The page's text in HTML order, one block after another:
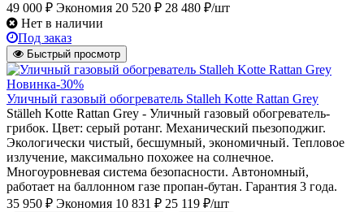
49 000 ₽ Экономия 20 520 ₽ 28 480 ₽/шт
Нет в наличии
Под заказ
Быстрый просмотр
Новинка-30%
Уличный газовый обогреватель Stalleh Kotte Rattan Grey
Ställeh Kotte Rattan Grey - Уличный газовый обогреватель-
грибок. Цвет: серый ротанг. Механический пьезоподжиг.
Экологически чистый, бесшумный, экономичный. Тепловое
излучение, максимально похожее на солнечное.
Многоуровневая система безопасности. Автономный,
работает на баллонном газе пропан-бутан. Гарантия 3 года.
35 950 ₽ Экономия 10 831 ₽ 25 119 ₽/шт